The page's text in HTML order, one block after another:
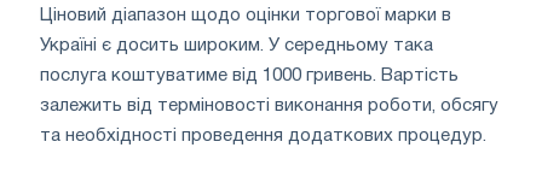
Ціновий діапазон щодо оцінки торгової марки в
Україні є досить широким. У середньому така
послуга коштуватиме від 1000 гривень. Вартість
залежить від терміновості виконання роботи, обсягу
та необхідності проведення додаткових процедур.